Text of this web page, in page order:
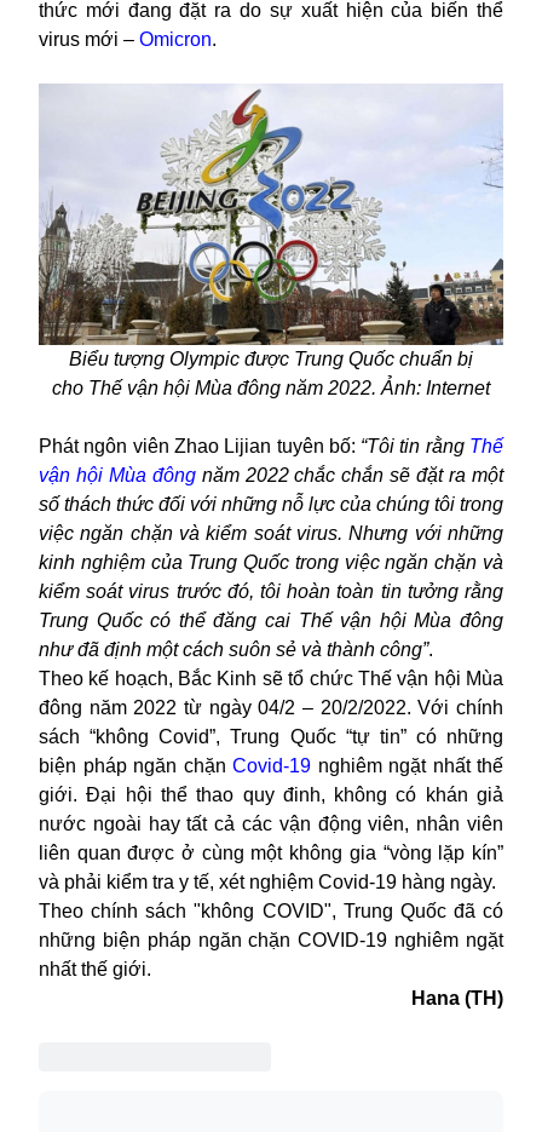
thức mới đang đặt ra do sự xuất hiện của biến thể
virus mới – Omicron.
Biểu tượng Olympic được Trung Quốc chuẩn bị
cho Thế vận hội Mùa đông năm 2022. Ảnh: Internet
Phát ngôn viên Zhao Lijian tuyên bố: “Tôi tin rằng Thế
vận hội Mùa đôngnăm 2022 chắc chắn sẽ đặt ra một
số thách thức đối với những nỗ lực của chúng tôi trong
việc ngăn chặn và kiểm soát virus. Nhưng với những
kinh nghiệm của Trung Quốc trong việc ngăn chặn và
kiểm soát virus trước đó, tôi hoàn toàn tin tưởng rằng
Trung Quốc có thể đăng cai Thế vận hội Mùa đông
như đã định một cách suôn sẻ và thành công”.
Theo kế hoạch, Bắc Kinh sẽ tổ chức Thế vận hội Mùa
đông năm 2022 từ ngày 04/2 – 20/2/2022. Với chính
sách “không Covid”, Trung Quốc “tự tin” có những
biện pháp ngăn chặn Covid-19 nghiêm ngặt nhất thế
giới. Đại hội thể thao quy đinh, không có khán giả
nước ngoài hay tất cả các vận động viên, nhân viên
liên quan được ở cùng một không gia “vòng lặp kín”
và phải kiểm tra y tế, xét nghiệm Covid-19 hàng ngày.
Theo chính sách "không COVID", Trung Quốc đã có
những biện pháp ngăn chặn COVID-19 nghiêm ngặt
nhất thế giới.
Hana (TH)